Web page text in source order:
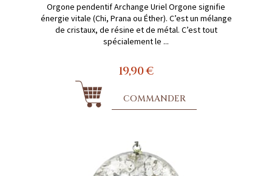
Orgone pendentif Archange Uriel Orgone signifie
énergie vitale (Chi, Prana ou Éther). C’est un mélange
de cristaux, de résine et de métal. C’est tout
spécialement le ...
19,90 €
COMMANDER